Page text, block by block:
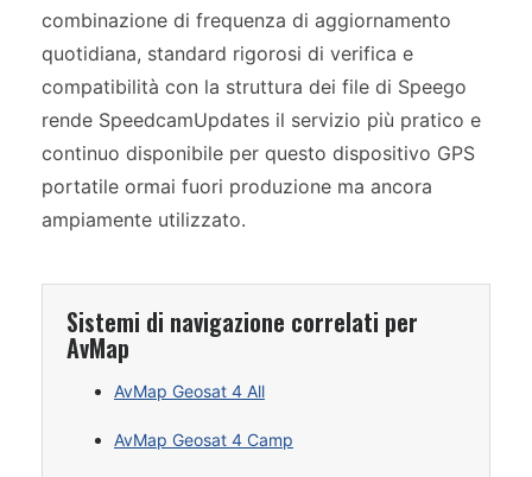
combinazione di frequenza di aggiornamento
quotidiana, standard rigorosi di verifica e
compatibilità con la struttura dei file di Speego
rende SpeedcamUpdates il servizio più pratico e
continuo disponibile per questo dispositivo GPS
portatile ormai fuori produzione ma ancora
ampiamente utilizzato.
Sistemi di navigazione correlati per
AvMap
AvMap Geosat 4 All
AvMap Geosat 4 Camp